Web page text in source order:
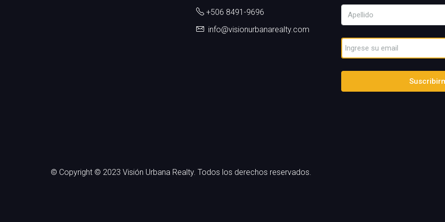
+506 8491-9696
info@visionurbanarealty.com
© Copyright © 2023 Visión Urbana Realty. Todos los derechos reservados.